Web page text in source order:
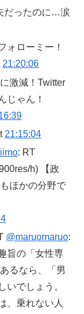
だったのに…涙
ォローミー！
21:20:06
激減！Twitter
じゃん！
21:15:04
: RT
h) 【政
ほかの分野で
@maruomaruo:
旨の「女性専
るなら、「男
いでしょう。
、乗れない人